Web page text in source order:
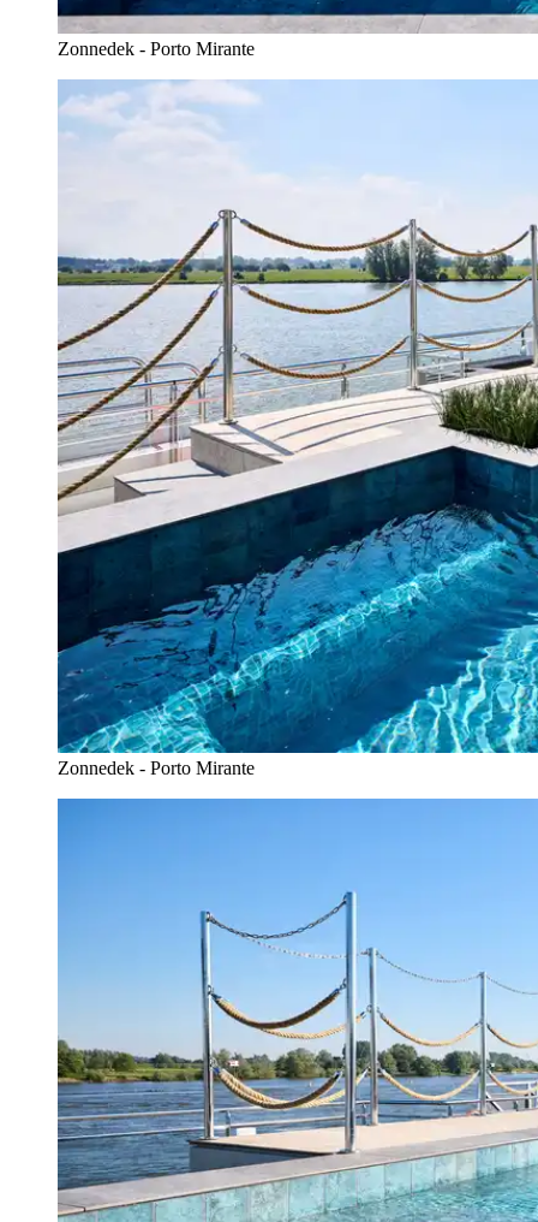
Zonnedek - Porto Mirante
Zonnedek - Porto Mirante